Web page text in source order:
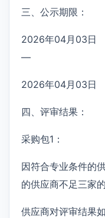
三、公示期限：
2026年04月03日
—
2026年04月03日
四、评审结果：
采购包1：
因符合专业条件的
的供应商不足三家
供应商对评审结果